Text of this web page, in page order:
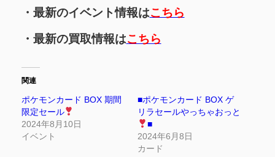
・最新のイベント情報はこちら
・最新の買取情報はこちら
関連
ポケモンカード BOX 期間
限定セール
2024年8月10日
イベント
■ポケモンカード BOX ゲ
リラセールやっちゃおっと
■
2024年6月8日
カード